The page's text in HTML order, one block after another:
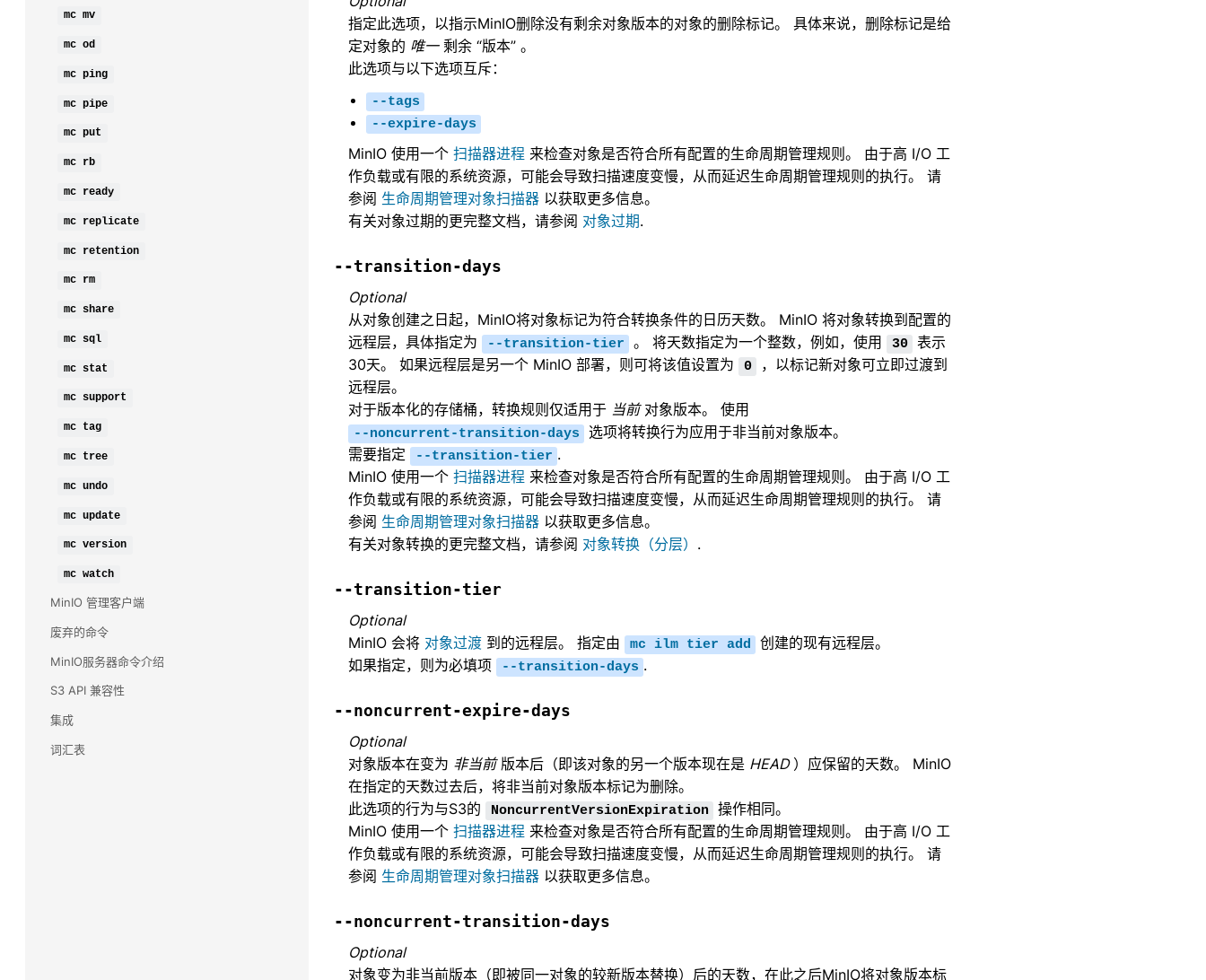
mc mv
mc od
mc ping
mc pipe
mc put
mc rb
mc ready
mc replicate
mc retention
mc rm
mc share
mc sql
mc stat
mc support
mc tag
mc tree
mc undo
mc update
mc version
mc watch
MinIO 管理客户端
废弃的命令
MinIO服务器命令介绍
S3 API 兼容性
集成
词汇表
指定此选项，以指示MinIO删除没有剩余对象版本的对象的删除标记。 具体来说，删除标记是给
定对象的 唯一剩余 “版本” 。
此选项与以下选项互斥：
--tags
--expire-days
MinIO 使用一个 扫描器进程 来检查对象是否符合所有配置的生命周期管理规则。 由于高 I/O 工
作负载或有限的系统资源，可能会导致扫描速度变慢，从而延迟生命周期管理规则的执行。 请
参阅 生命周期管理对象扫描器 以获取更多信息。
有关对象过期的更完整文档，请参阅 对象过期.
--transition-days
Optional
从对象创建之日起，MinIO将对象标记为符合转换条件的日历天数。 MinIO 将对象转换到配置的
远程层，具体指定为
--transition-tier 。 将天数指定为一个整数，例如，使用 30
表示
30天。 如果远程层是另一个 MinIO 部署，则可将该值设置为
0
，以标记新对象可立即过渡到
远程层。
对于版本化的存储桶，转换规则仅适用于 当前对象版本。 使用
--noncurrent-transition-days
选项将转换行为应用于非当前对象版本。
需要指定
--transition-tier .
MinIO 使用一个 扫描器进程 来检查对象是否符合所有配置的生命周期管理规则。 由于高 I/O 工
作负载或有限的系统资源，可能会导致扫描速度变慢，从而延迟生命周期管理规则的执行。 请
参阅 生命周期管理对象扫描器 以获取更多信息。
有关对象转换的更完整文档，请参阅 对象转换（分层） .
--transition-tier
Optional
MinIO 会将 对象过渡 到的远程层。 指定由 mc ilm tier add
创建的现有远程层。
如果指定，则为必填项
--transition-days .
--noncurrent-expire-days
Optional
对象版本在变为 非当前版本后（即该对象的另一个版本现在是 HEAD）应保留的天数。 MinIO
在指定的天数过去后，将非当前对象版本标记为删除。
此选项的行为与S3的
NoncurrentVersionExpiration
操作相同。
MinIO 使用一个 扫描器进程 来检查对象是否符合所有配置的生命周期管理规则。 由于高 I/O 工
作负载或有限的系统资源，可能会导致扫描速度变慢，从而延迟生命周期管理规则的执行。 请
参阅 生命周期管理对象扫描器 以获取更多信息。
--noncurrent-transition-days
Optional
对象变为非当前版本（即被同一对象的较新版本替换）后的天数，在此之后MinIO将对象版本标